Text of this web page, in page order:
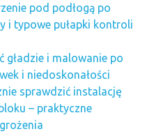
pod podłogą po
i typowe pułapki kontroli
gładzie i malowanie po
i niedoskonałości
sprawdzić instalację
– praktyczne